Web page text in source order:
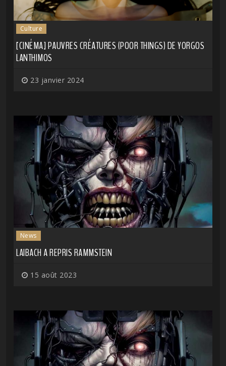
Culture
[CINÉMA] PAUVRES CRÉATURES (POOR THINGS) DE YORGOS
LANTHIMOS
23 janvier 2024
News
LAIBACH A REPRIS RAMMSTEIN
15 août 2023